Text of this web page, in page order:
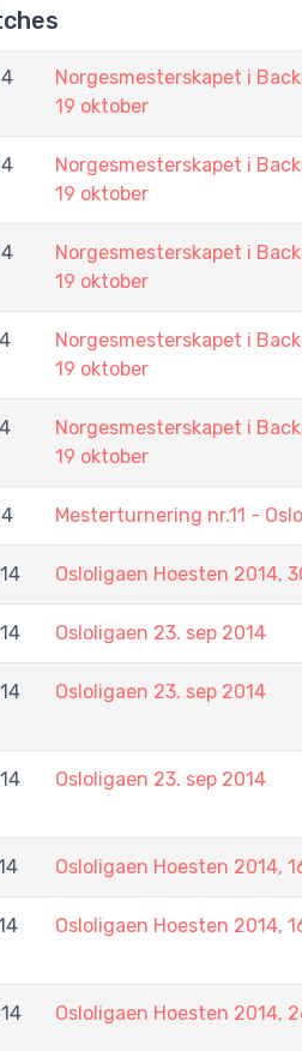
Norgesmesterskapet i
19 oktober
Norgesmesterskapet i
19 oktober
Norgesmesterskapet i
19 oktober
Norgesmesterskapet i
19 oktober
Norgesmesterskapet i
19 oktober
Mesterturnering nr.11 - Oslo
Osloligaen Hoesten 2014,
Osloligaen 23. sep 2014
Osloligaen 23. sep 2014
Osloligaen 23. sep 2014
Osloligaen Hoesten 2014,
Osloligaen Hoesten 2014,
Osloligaen Hoesten 2014,